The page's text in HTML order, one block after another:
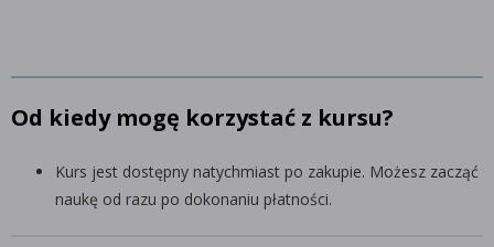
Od kiedy mogę korzystać z kursu?
Kurs jest dostępny natychmiast po zakupie. Możesz zacząć
naukę od razu po dokonaniu płatności.